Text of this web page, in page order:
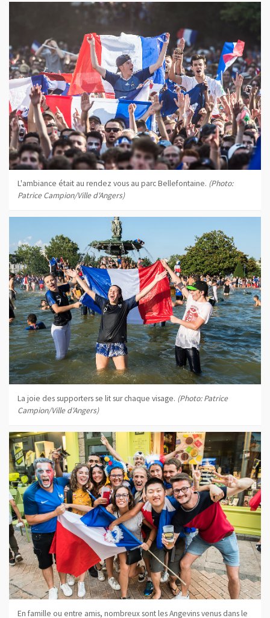
L'ambiance était au rendez vous au parc Bellefontaine. (Photo:
Patrice Campion/Ville d'Angers)
La joie des supporters se lit sur chaque visage. (Photo: Patrice
Campion/Ville d'Angers)
En famille ou entre amis, nombreux sont les Angevins venus dans le